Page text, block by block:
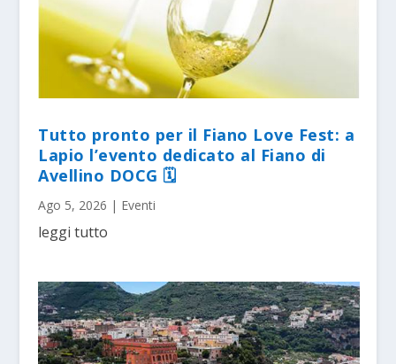
Tutto pronto per il Fiano Love Fest: a
Lapio l’evento dedicato al Fiano di
Avellino DOCG 🗓
Ago 5, 2026 | Eventi
leggi tutto